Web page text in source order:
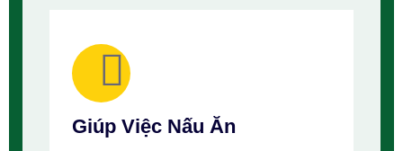
Giúp Việc Nấu Ăn